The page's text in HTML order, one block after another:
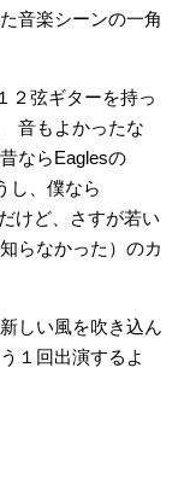
音楽シーンの一角
２弦ギターを持っ
音もよかったな
ならEaglesの
し、僕なら
けど、さすが若い
らなかった）のカ
しい風を吹き込ん
１回出演するよ